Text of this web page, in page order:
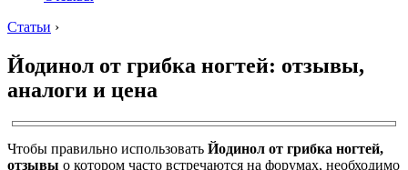
Статьи ›
Йодинол от грибка ногтей: отзывы,
аналоги и цена
Чтобы правильно использовать Йодинол от грибка ногтей,
отзывы о котором часто встречаются на форумах, необходимо